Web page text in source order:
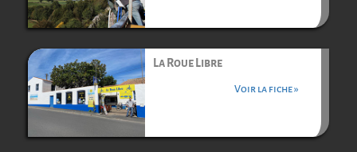
La Roue Libre
Voir la fiche »